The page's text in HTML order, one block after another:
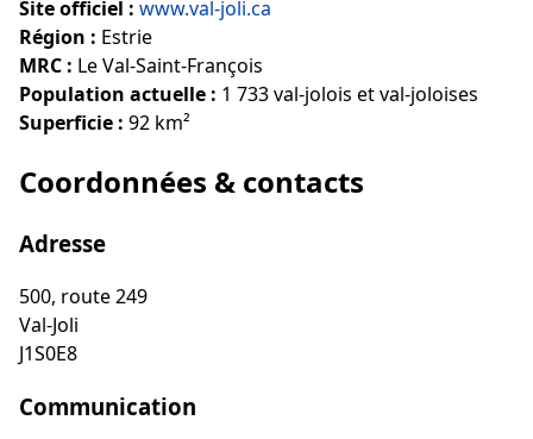
Site officiel : www.val-joli.ca
Région : Estrie
MRC : Le Val-Saint-François
Population actuelle : 1 733 val-jolois et val-joloises
Superficie : 92 km²
Coordonnées & contacts
Adresse
500, route 249
Val-Joli
J1S0E8
Communication